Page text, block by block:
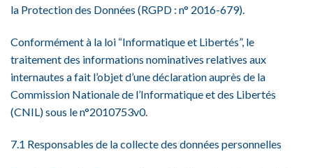
la Protection des Données (RGPD : n° 2016-679).
Conformément à la loi “Informatique et Libertés”, le
traitement des informations nominatives relatives aux
internautes a fait l’objet d’une déclaration auprès de la
Commission Nationale de l’Informatique et des Libertés
(CNIL) sous le n°2010753v0.
7.1 Responsables de la collecte des données personnelles